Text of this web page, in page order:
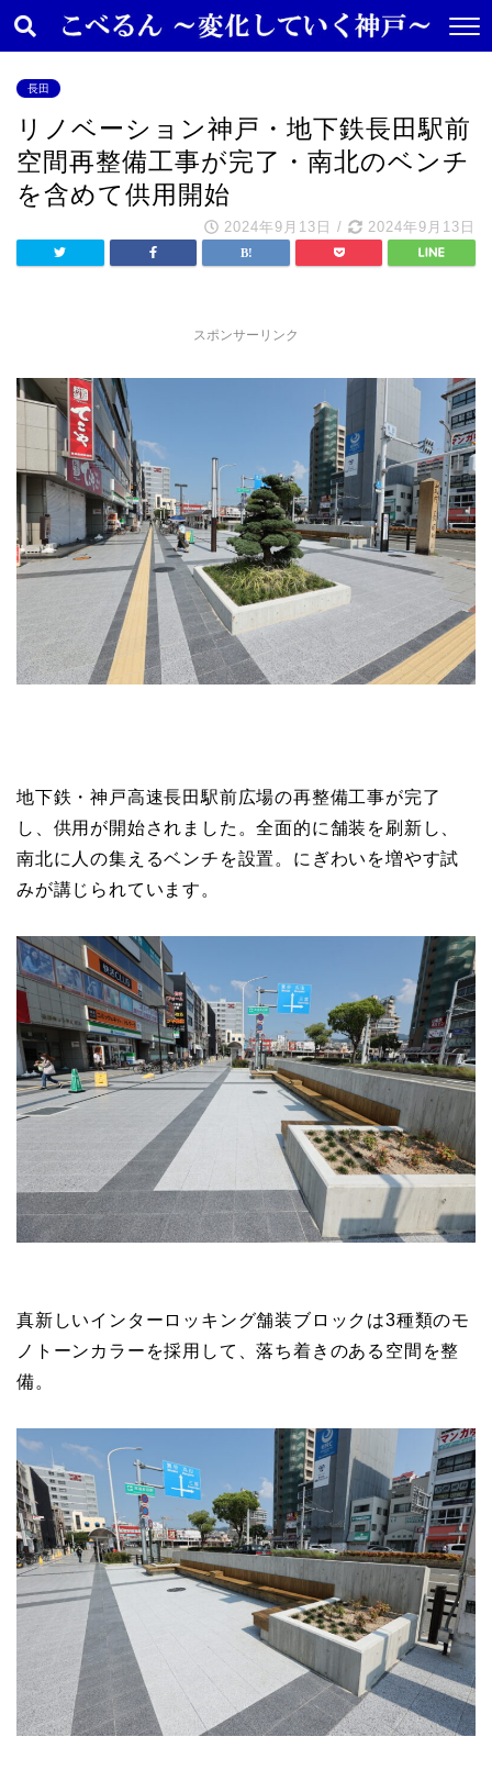
長田
リノベーション神戸・地下鉄長田駅前
空間再整備工事が完了・南北のベンチ
を含めて供用開始
2024年9月13日 / 2024年9月13日
スポンサーリンク
地下鉄・神戸高速長田駅前広場の再整備工事が完了
し、供用が開始されました。全面的に舗装を刷新し、
南北に人の集えるベンチを設置。にぎわいを増やす試
みが講じられています。
真新しいインターロッキング舗装ブロックは3種類のモ
ノトーンカラーを採用して、落ち着きのある空間を整
備。